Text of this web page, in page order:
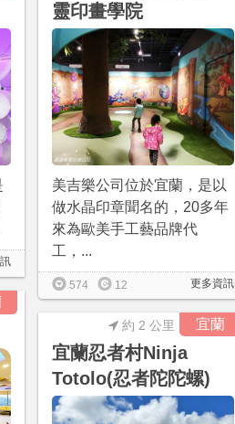
靈印畫學院
美吉樂公司位於宜蘭，是以
做水晶印章聞名的，20多年
來為歐美手工藝品牌代
工，...
更多資訊
574 12
宜蘭
宜蘭忍者村Ninja
Totolo(忍者陀陀螺)
約 2 公里